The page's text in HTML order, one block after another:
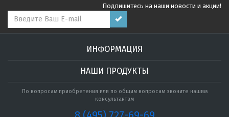
Подпишитесь на наши новости и акции!
ИНФОРМАЦИЯ
НАШИ ПРОДУКТЫ
По вопросам приобретения или по общим вопросам звоните нашим
консультантам